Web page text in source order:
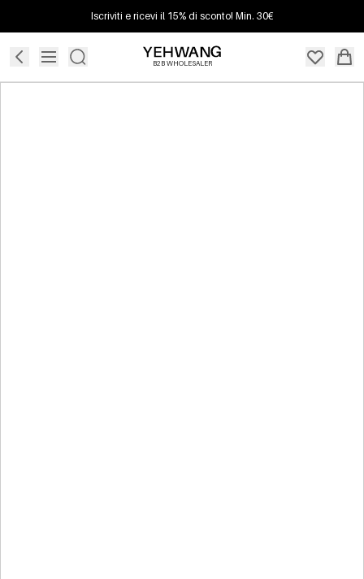
Iscriviti e ricevi il 15% di sconto! Min. 30€
B2B WHOLESALER